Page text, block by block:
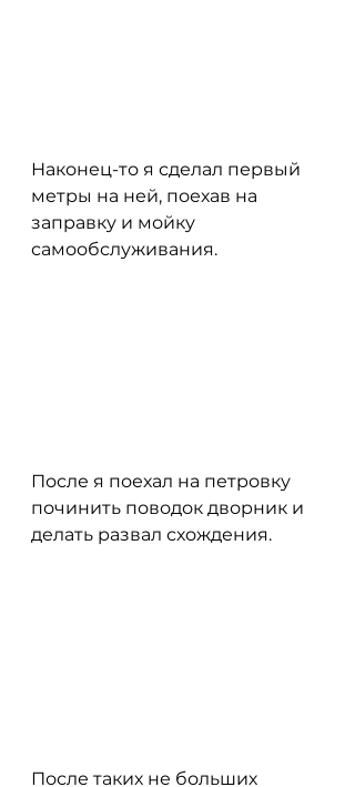
Наконец-то я сделал первый
метры на ней, поехав на
заправку и мойку
самообслуживания.
После я поехал на петровку
починить поводок дворник и
делать развал схождения.
После таких не больших